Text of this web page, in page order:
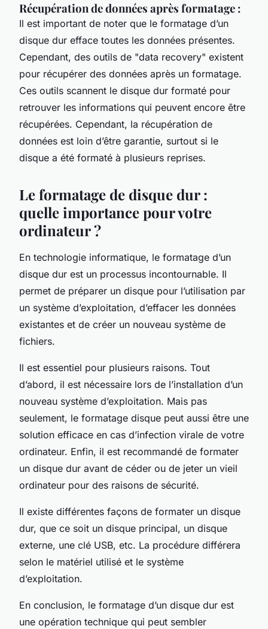
Récupération de données après formatage :
Il est important de noter que le formatage d’un
disque dur efface toutes les données présentes.
Cependant, des outils de "data recovery" existent
pour récupérer des données après un formatage.
Ces outils scannent le disque dur formaté pour
retrouver les informations qui peuvent encore être
récupérées. Cependant, la récupération de
données est loin d’être garantie, surtout si le
disque a été formaté à plusieurs reprises.
Le formatage de disque dur :
quelle importance pour votre
ordinateur ?
En technologie informatique, le formatage d’un
disque dur est un processus incontournable. Il
permet de préparer un disque pour l’utilisation par
un système d’exploitation, d’effacer les données
existantes et de créer un nouveau système de
fichiers.
Il est essentiel pour plusieurs raisons. Tout
d’abord, il est nécessaire lors de l’installation d’un
nouveau système d’exploitation. Mais pas
seulement, le formatage disque peut aussi être une
solution efficace en cas d’infection virale de votre
ordinateur. Enfin, il est recommandé de formater
un disque dur avant de céder ou de jeter un vieil
ordinateur pour des raisons de sécurité.
Il existe différentes façons de formater un disque
dur, que ce soit un disque principal, un disque
externe, une clé USB, etc. La procédure différera
selon le matériel utilisé et le système
d’exploitation.
En conclusion, le formatage d’un disque dur est
une opération technique qui peut sembler